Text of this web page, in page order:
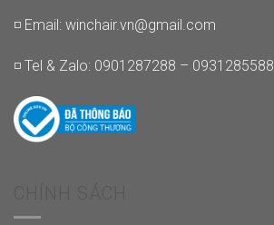
◽ Email: winchair.vn@gmail.com
◽ Tel & Zalo: 0901287288 – 0931285588